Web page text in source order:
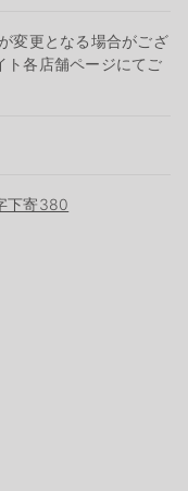
変更となる場合がござ
ト各店舗ページにてご
下寄380